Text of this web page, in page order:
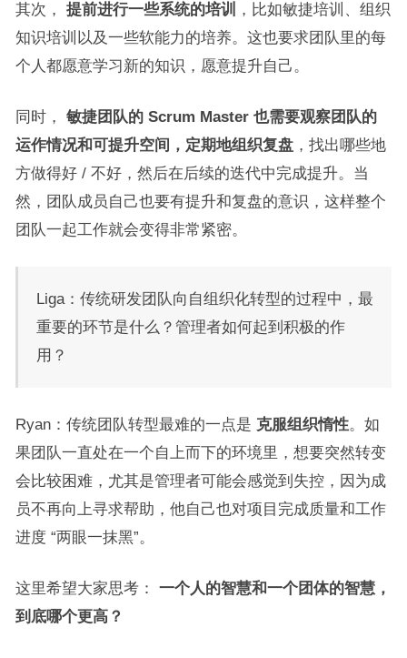
其次， 提前进行一些系统的培训
，比如敏捷培训、组织
知识培训以及一些软能力的培养。这也要求团队里的每
个人都愿意学习新的知识，愿意提升自己。
同时， 敏捷团队的 Scrum Master 也需要观察团队的
运作情况和可提升空间，定期地组织复盘，找出哪些地
方做得好 / 不好，然后在后续的迭代中完成提升。当
然，团队成员自己也要有提升和复盘的意识，这样整个
团队一起工作就会变得非常紧密。
Liga：传统研发团队向自组织化转型的过程中，最
重要的环节是什么？管理者如何起到积极的作
用？
Ryan：传统团队转型最难的一点是 克服组织惰性。如
果团队一直处在一个自上而下的环境里，想要突然转变
会比较困难，尤其是管理者可能会感觉到失控，因为成
员不再向上寻求帮助，他自己也对项目完成质量和工作
进度 “两眼一抹黑”。
这里希望大家思考： 一个人的智慧和一个团体的智慧，
到底哪个更高？